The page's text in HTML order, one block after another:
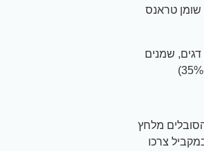
שומן טראנס
כגון שמן דגים, שמנים
(הסובלים מלחץ
צרכו